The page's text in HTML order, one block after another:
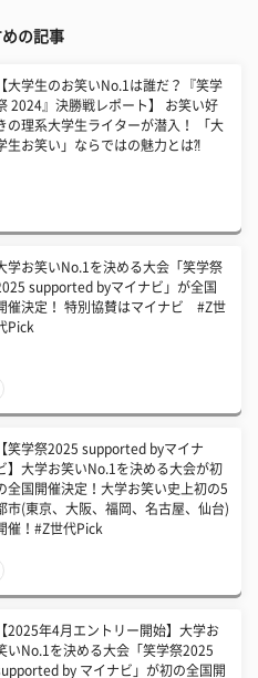
の記事
【大学生のお笑いNo.1は誰だ？『笑学
2024』決勝戦レポート】 お笑い好
の理系大学生ライターが潜入！ 「大
生お笑い」ならではの魅力とは⁈
学お笑いNo.1を決める大会「笑学祭
supported byマイナビ」が全国
催決定！ 特別協賛はマイナビ #Z世
Pick
【笑学祭2025 supported byマイナ
】大学お笑いNo.1を決める大会が初
全国開催決定！大学お笑い史上初の5
市(東京、大阪、福岡、名古屋、仙台)
催！#Z世代Pick
【2025年4月エントリー開始】大学お
いNo.1を決める大会「笑学祭2025
by マイナビ」が初の全国開